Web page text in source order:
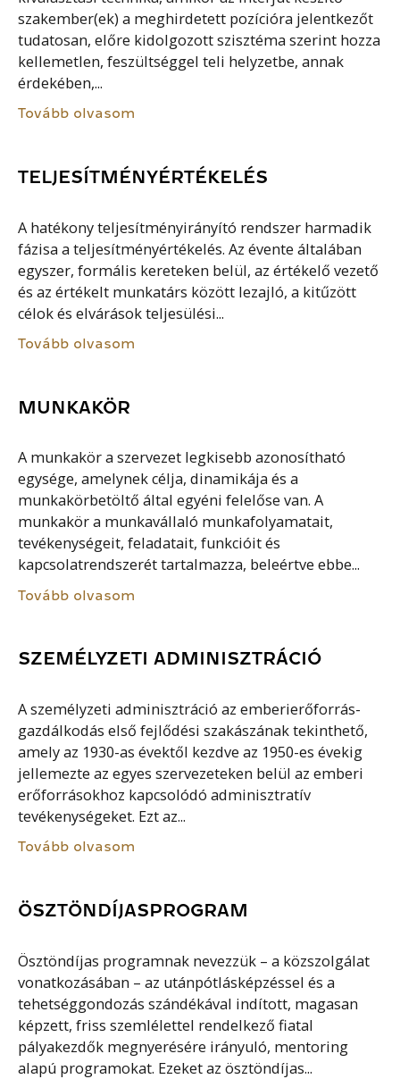
szakember(ek) a meghirdetett pozícióra jelentkezőt
tudatosan, előre kidolgozott szisztéma szerint hozza
kellemetlen, feszültséggel teli helyzetbe, annak
érdekében,...
Tovább olvasom
TELJESÍTMÉNYÉRTÉKELÉS
A hatékony teljesítményirányító rendszer harmadik
fázisa a teljesítményértékelés. Az évente általában
egyszer, formális kereteken belül, az értékelő vezető
és az értékelt munkatárs között lezajló, a kitűzött
célok és elvárások teljesülési...
Tovább olvasom
MUNKAKÖR
A munkakör a szervezet legkisebb azonosítható
egysége, amelynek célja, dinamikája és a
munkakörbetöltő által egyéni felelőse van. A
munkakör a munkavállaló munkafolyamatait,
tevékenységeit, feladatait, funkcióit és
kapcsolatrendszerét tartalmazza, beleértve ebbe...
Tovább olvasom
SZEMÉLYZETI ADMINISZTRÁCIÓ
A személyzeti adminisztráció az emberierőforrás-
gazdálkodás első fejlődési szakászának tekinthető,
amely az 1930-as évektől kezdve az 1950-es évekig
jellemezte az egyes szervezeteken belül az emberi
erőforrásokhoz kapcsolódó adminisztratív
tevékenységeket. Ezt az...
Tovább olvasom
ÖSZTÖNDÍJASPROGRAM
Ösztöndíjas programnak nevezzük – a közszolgálat
vonatkozásában – az utánpótlásképzéssel és a
tehetséggondozás szándékával indított, magasan
képzett, friss szemlélettel rendelkező fiatal
pályakezdők megnyerésére irányuló, mentoring
alapú programokat. Ezeket az ösztöndíjas...